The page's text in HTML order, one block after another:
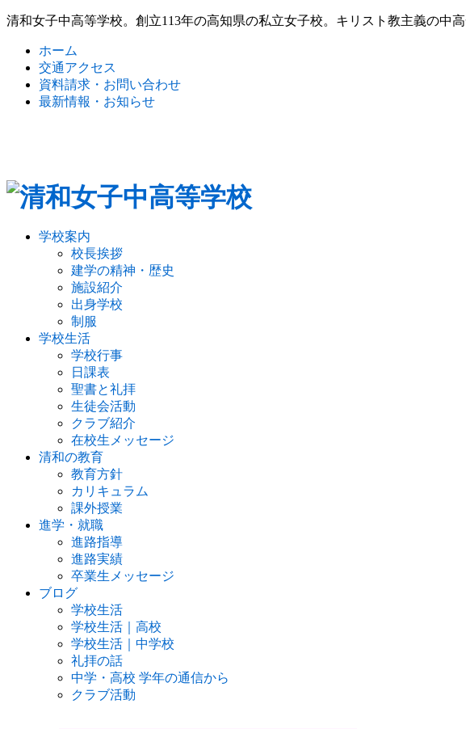
清和女子中高等学校。創立113年の高知県の私立女子校。キリスト教主義の中高
ホーム
交通アクセス
資料請求・お問い合わせ
最新情報・お知らせ
学校案内
校長挨拶
建学の精神・歴史
施設紹介
出身学校
制服
学校生活
学校行事
日課表
聖書と礼拝
生徒会活動
クラブ紹介
在校生メッセージ
清和の教育
教育方針
カリキュラム
課外授業
進学・就職
進路指導
進路実績
卒業生メッセージ
ブログ
学校生活
学校生活｜高校
学校生活｜中学校
礼拝の話
中学・高校 学年の通信から
クラブ活動